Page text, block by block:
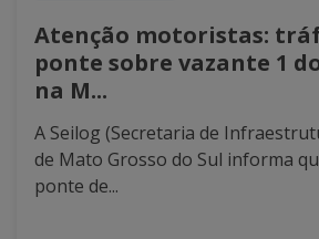
Atenção motoristas:
ponte sobre vazante 1
na M...
A Seilog (Secretaria de
de Mato Grosso do Sul informa
ponte de...